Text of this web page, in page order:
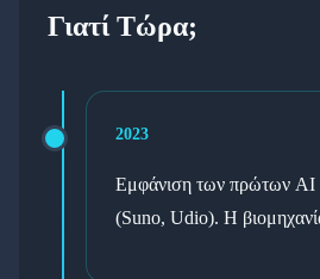
Γιατί Τώρα;
2023
Εμφάνιση των πρώτων AI
(Suno, Udio). Η